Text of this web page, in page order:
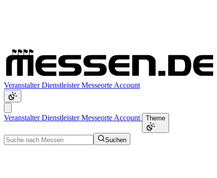
VeranstalterDienstleisterMesseorte Account
VeranstalterDienstleisterMesseorte Account Theme
Suchen